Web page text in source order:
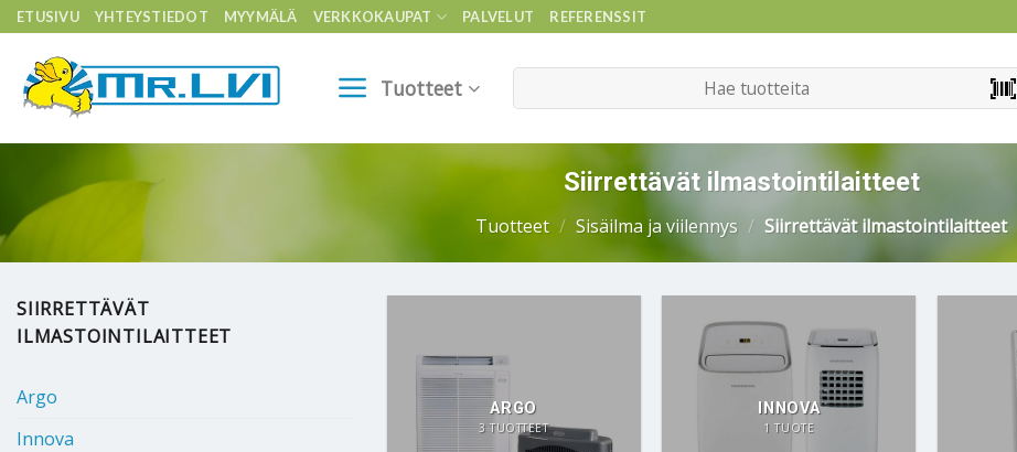
Skip
to
content
ETUSIVU YHTEYSTIEDOT MYYMÄLÄ VERKKOKAUPAT PALVELUT REFERENSSIT
Tuotteet barcode_scanner
Siirrettävät ilmastointilaitteet
Tuotteet / Sisäilma ja viilennys / Siirrettävät ilmastointilaitteet
SIIRRETTÄVÄT
ILMASTOINTILAITTEET
Argo
Innova
ARGO
3 TUOTTEET
INNOVA
1 TUOTE